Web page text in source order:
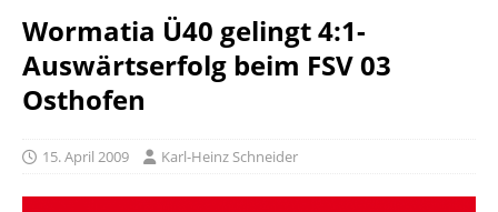
Wormatia Ü40 gelingt 4:1-
Auswärtserfolg beim FSV 03
Osthofen
15. April 2009 Karl-Heinz Schneider